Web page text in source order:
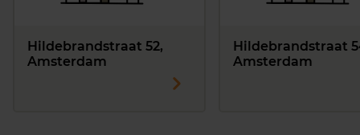
Hildebrandstraat 52,
Amsterdam
Hildebrandstraat
Amsterdam